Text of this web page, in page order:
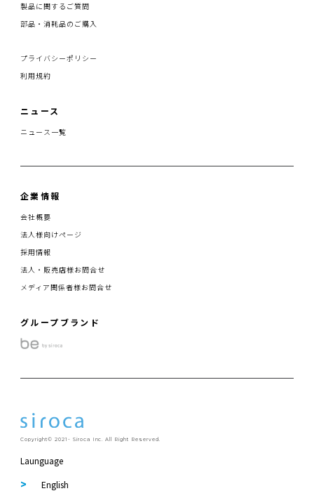
製品に関するご質問
部品・消耗品のご購入
プライバシーポリシー
利用規約
ニュース
ニュース一覧
企業情報
会社概要
法人様向けページ
採用情報
法人・販売店様お問合せ
メディア関係者様お問合せ
グループブランド
Copyright© 2021- Siroca Inc. All Right Reserved.
Launguage
English